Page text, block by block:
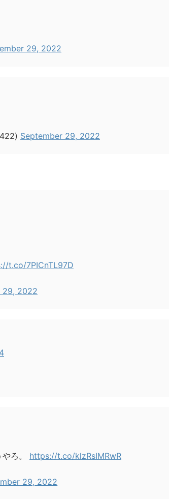
29, 2022
September 29, 2022
t.co/7PICnTL97D
29, 2022
ろ。 https://t.co/klzRsIMRwR
29, 2022